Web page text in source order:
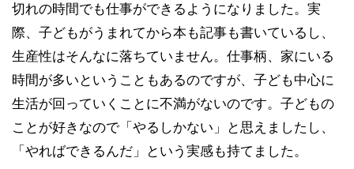
切れの時間でも仕事ができるようになりました。実
際、子どもがうまれてから本も記事も書いているし、
生産性はそんなに落ちていません。仕事柄、家にいる
時間が多いということもあるのですが、子ども中心に
生活が回っていくことに不満がないのです。子どもの
ことが好きなので「やるしかない」と思えましたし、
「やればできるんだ」という実感も持てました。